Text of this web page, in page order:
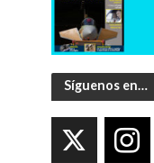
Síguenos en…